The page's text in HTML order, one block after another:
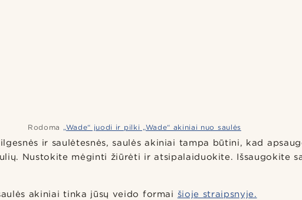
Rodoma „Wade“ juodi ir pilki „Wade“ akiniai nuo saulės
ir saulėtesnės, saulės akiniai tampa būtini, kad
Nustokite mėginti žiūrėti ir atsipalaiduokite. Išsaugokite
akiniai tinka jūsų veido formai šioje straipsnyje.